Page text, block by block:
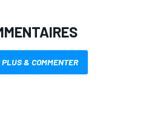
PLUS & COMMENTER